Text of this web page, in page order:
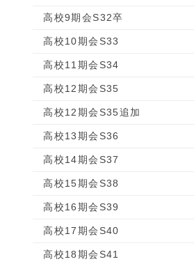
高校9期会S32卒
高校10期会S33
高校11期会S34
高校12期会S35
高校12期会S35追加
高校13期会S36
高校14期会S37
高校15期会S38
高校16期会S39
高校17期会S40
高校18期会S41